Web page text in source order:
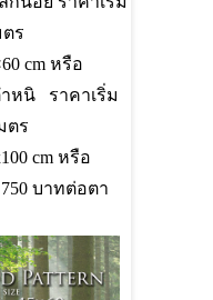
ร
cm หรือ
ำหนิ ราคาเริ่ม
ตร
100 cm หรือ
บาทต่อตา